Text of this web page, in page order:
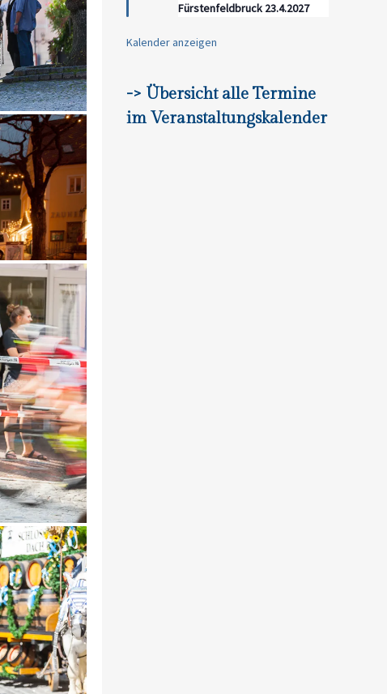
Fürstenfeldbruck 23.4.2027
Kalender anzeigen
-> Übersicht alle Termine
im Veranstaltungskalender